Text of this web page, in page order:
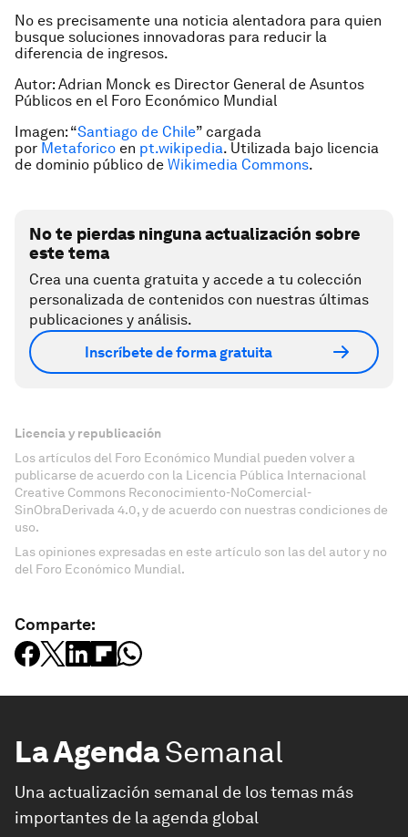
No es precisamente una noticia alentadora para quien
busque soluciones innovadoras para reducir la
diferencia de ingresos.
Autor: Adrian Monck es Director General de Asuntos
Públicos en el Foro Económico Mundial
Imagen: “Santiago de Chile” cargada
por Metaforico en pt.wikipedia. Utilizada bajo licencia
de dominio público de Wikimedia Commons.
No te pierdas ninguna actualización sobre
este tema
Crea una cuenta gratuita y accede a tu colección
personalizada de contenidos con nuestras últimas
publicaciones y análisis.
Inscríbete de forma gratuita
Licencia y republicación
Los artículos del Foro Económico Mundial pueden volver a
publicarse de acuerdo con la Licencia Pública Internacional
Creative Commons Reconocimiento-NoComercial-
SinObraDerivada 4.0, y de acuerdo con nuestras condiciones de
uso.
Las opiniones expresadas en este artículo son las del autor y no
del Foro Económico Mundial.
Comparte:
La AgendaSemanal
Una actualización semanal de los temas más
importantes de la agenda global